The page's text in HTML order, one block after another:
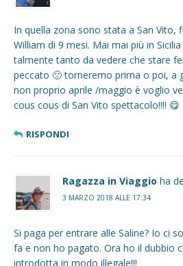
In quella zona sono stata a San Vito,
William di 9 mesi. Mai mai più in Sicilia
talmente tanto da vedere che stare
peccato 🙁 torneremo prima o poi, a
non proprio aprile /maggio è voglio
cous cous di San Vito spettacolo!!!! 😋
RISPONDI
Ragazza in Viaggio ha
3 MARZO 2018 ALLE 17:34
Si paga per entrare alle Saline? Io ci
fa e non ho pagato. Ora ho il dubbio
introdotta in modo illegale!!!